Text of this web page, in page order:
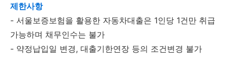
제한사항
- 서울보증보험을 활용한 자동차대출은 1인당 1건만 취급
가능하며 채무인수는 불가
- 약정납입일 변경, 대출기한연장 등의 조건변경 불가